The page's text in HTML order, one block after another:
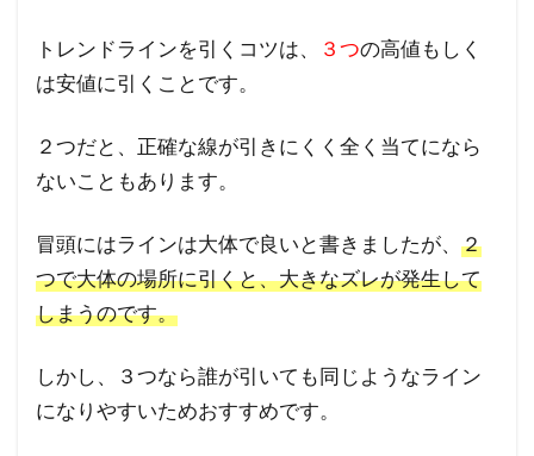
トレンドラインを引くコツは、 ３つの高値もしく
は安値に引くことです。
２つだと、正確な線が引きにくく全く当てになら
ないこともあります。
冒頭にはラインは大体で良いと書きましたが、 ２
つで大体の場所に引くと、大きなズレが発生して
しまうのです。
しかし、３つなら誰が引いても同じようなライン
になりやすいためおすすめです。